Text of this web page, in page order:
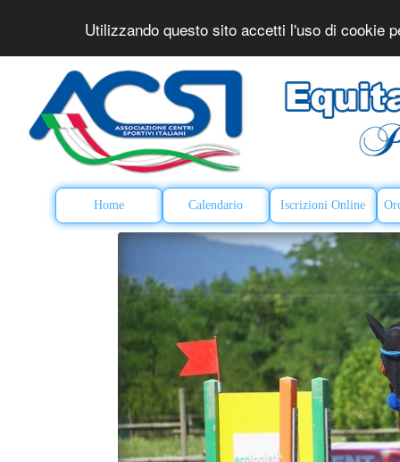
Utilizzando questo sito accetti l'uso di cookie